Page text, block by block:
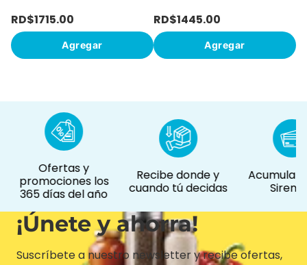
RD$1715.00
Agregar
RD$1445.00
Agregar
Ofertas y
promociones los
365 días del año
Recibe donde y
cuando tú decidas
Acumula
¡Únete y ahorra!
Suscríbete a nuestro newsletter y recibe ofertas,